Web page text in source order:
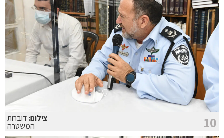
10 צילום:דוברות
המשטרה